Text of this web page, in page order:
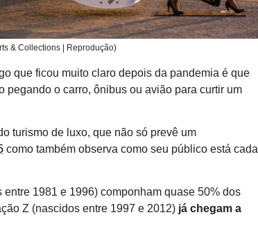
& Collections | Reprodução)
que ficou muito claro depois da pandemia é que
pegando o carro, ônibus ou avião para curtir um
turismo de luxo, que não só prevê um
como também observa como seu público está cada
entre 1981 e 1996) componham quase 50% dos
Z (nascidos entre 1997 e 2012) já chegam a